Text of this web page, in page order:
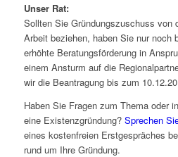
Unser Rat:
Sollten Sie Gründungszuschuss von
Arbeit beziehen, haben Sie nur noch
erhöhte Beratungsförderung in
einem Ansturm auf die
wir die Beantragung bis zum
Haben Sie Fragen zum Thema oder
eine Existenzgründung? Sprechen
eines kostenfreien Erstgespräches
rund um Ihre Gründung.